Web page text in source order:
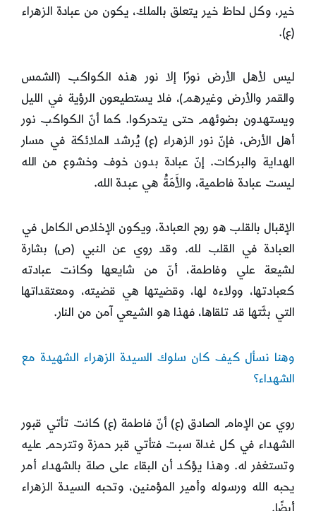
خير، وكل لحاظ خير يتعلق بالملك، يكون من عبادة الزهراء
(ع).
ليس لأهل الأرض نورًا إلا نور هذه الكواكب (الشمس
والقمر والأرض وغيرهم)، فلا يستطيعون الرؤية في الليل
ويستهدون بضوئهم حتى يتحركوا. كما أنّ الكواكب نور
أهل الأرض، فإنّ نور الزهراء (ع) يُرشد الملائكة في مسار
الهداية والبركات. إنّ عبادة بدون خوف وخشوع من الله
ليست عبادة فاطمية، والأَمَةُ هي عبدة الله.
الإقبال بالقلب هو روح العبادة، ويكون الإخلاص الكامل في
العبادة في القلب لله. وقد روي عن النبي (ص) بشارة
لشيعة علي وفاطمة، أنّ من شايعها وكانت عبادته
كعبادتها، وولاءه لها، وقضيتها هي قضيته، ومعتقداتها
التي بثّتها قد تلقاها، فهذا هو الشيعي آمن من النار.
وهنا نسأل كيف كان سلوك السيدة الزهراء الشهيدة مع
الشهداء؟
روي عن الإمام الصادق (ع) أنّ فاطمة (ع) كانت تأتي قبور
الشهداء في كل غداة سبت فتأتي قبر حمزة وتترحم عليه
وتستغفر له. وهذا يؤكد أن البقاء على صلة بالشهداء أمر
يحبه الله ورسوله وأمير المؤمنين، وتحبه السيدة الزهراء